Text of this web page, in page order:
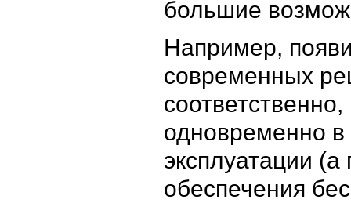
большие
Например,
современных
одновременно
эксплуатации
обеспечения